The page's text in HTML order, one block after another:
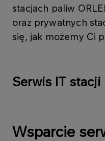
stacjach paliw
oraz prywatnych
się, jak możemy Ci
Serwis IT stacji
Wsparcie